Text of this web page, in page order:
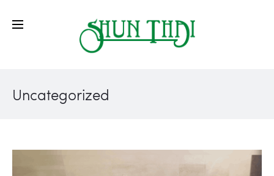
Uncategorized